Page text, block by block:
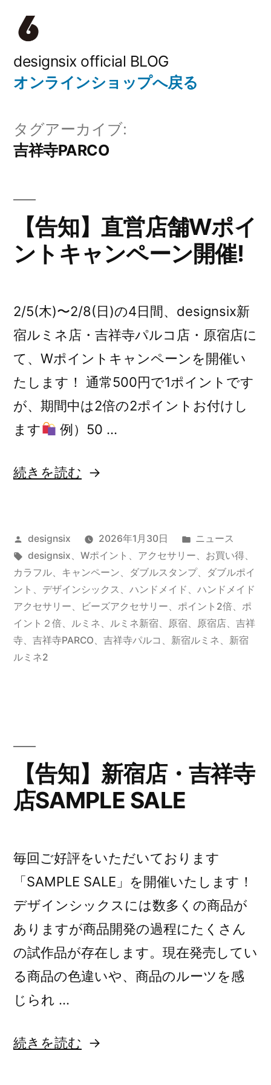
designsix official BLOG
オンラインショップへ戻る
タグアーカイブ:
吉祥寺PARCO
【告知】直営店舗Wポイ
ントキャンペーン開催!
2/5(木)〜2/8(日)の4日間、designsix新
宿ルミネ店・吉祥寺パルコ店・原宿店に
て、Wポイントキャンペーンを開催い
たします！ 通常500円で1ポイントです
が、期間中は2倍の2ポイントお付けし
ます
例）50 …
“【告
営
店
舗
W
ポ
イ
ペ
ン
開
催!”
の
続きを読む
投
稿
者:
designsix 2026年1月30日
カ
テ
ゴ
リ
ー:
ニュース
タ
グ:
designsix、 Wポイント 、 アクセサリー、 お買い得、
カラフル、 キャンペーン、 ダブルスタンプ、
ダブルポイ
ント 、 デザインシックス 、 ハンドメイド 、 ハンドメイド
アクセサリー、 ビーズアクセサリー、 ポイント2倍、 ポ
イント２倍、 ルミネ、 ルミネ新宿、 原宿、 原宿店、 吉祥
寺、 吉祥寺PARCO、 吉祥寺パルコ 、 新宿ルミネ、 新宿
ルミネ2
【告知】新宿店・吉祥寺
店SAMPLE SALE
毎回ご好評をいただいております
「SAMPLE SALE」を開催いたします！
デザインシックスには数多くの商品が
ありますが商品開発の過程にたくさん
の試作品が存在します。現在発売してい
る商品の色違いや、商品のルーツを感
じられ …
“【告
続きを読む